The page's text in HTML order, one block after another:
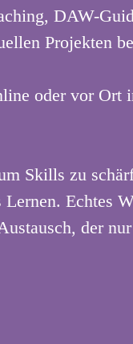
DAW-
Projekten
oder vor Ort
Skills zu
Echtes
der